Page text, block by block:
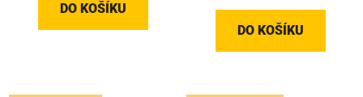
DO KOŠÍKU
DO KOŠÍKU